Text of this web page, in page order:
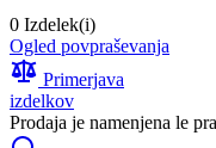
0 Izdelek(i)
Ogled povpraševanja
Primerjava
izdelkov
Prodaja je namenjena le